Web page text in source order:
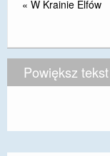
« W Krainie Elfów
Powiększ tekst